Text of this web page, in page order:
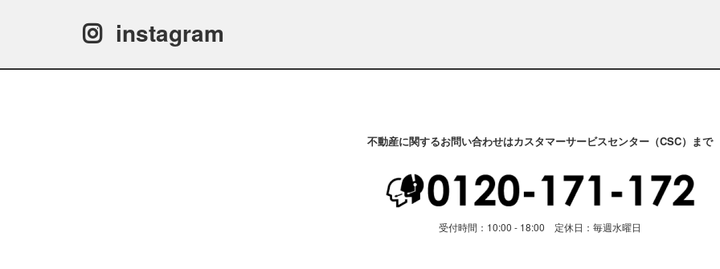
instagram
不動産に関するお問い合わせはカスタマーサービスセンター（CSC）まで
受付時間：10:00 - 18:00 定休日：毎週水曜日